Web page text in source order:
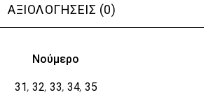
ΑΞΙΟΛΟΓΉΣΕΙΣ (0)
Νούμερο
31, 32, 33, 34, 35